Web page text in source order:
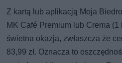
Z kartą lub aplikacją Moja
MK Café Premium lub Crema (1
świetna okazja, zwłaszcza że
83,99 zł. Oznacza to